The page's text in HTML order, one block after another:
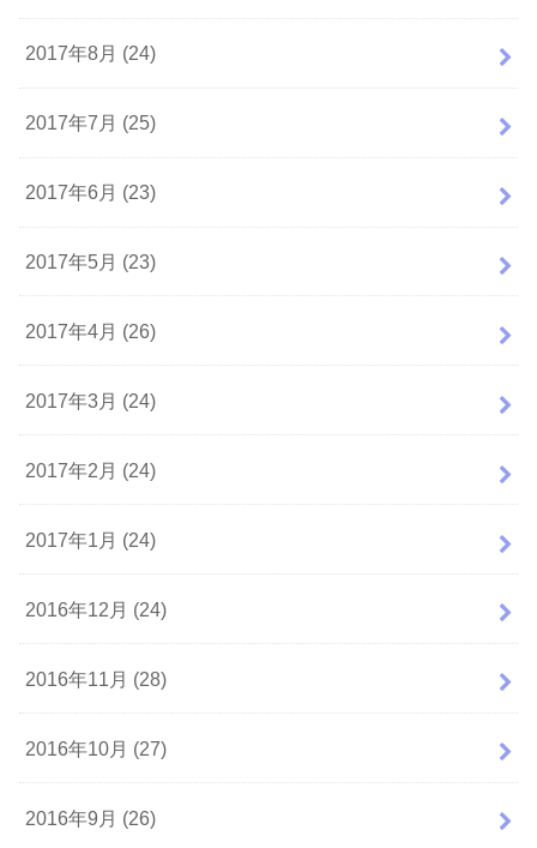
2017年8月 (24)
2017年7月 (25)
2017年6月 (23)
2017年5月 (23)
2017年4月 (26)
2017年3月 (24)
2017年2月 (24)
2017年1月 (24)
2016年12月 (24)
2016年11月 (28)
2016年10月 (27)
2016年9月 (26)